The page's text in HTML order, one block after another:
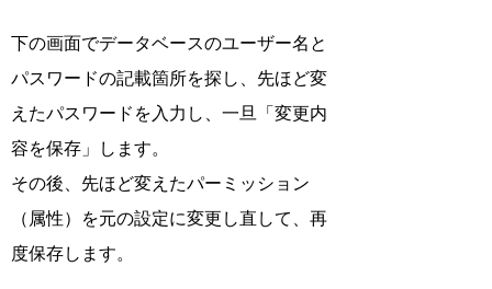
下の画面でデータベースのユーザー名と
パスワードの記載箇所を探し、先ほど変
えたパスワードを入力し、一旦「変更内
容を保存」します。
その後、先ほど変えたパーミッション
（属性）を元の設定に変更し直して、再
度保存します。